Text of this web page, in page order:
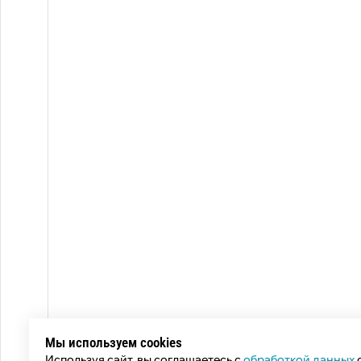
Мы используем cookies